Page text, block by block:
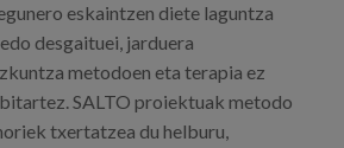
eskaintzen diete laguntza
desgaituei, jarduera
metodoen eta terapia ez
SALTO proiektuak metodo
txertatzea du helburu,